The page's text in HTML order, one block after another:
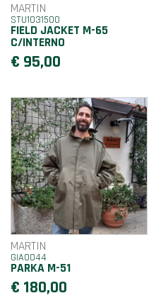
MARTIN
STU1031500
FIELD JACKET M-65
C/INTERNO
€ 95,00
MARTIN
GIA0044
PARKA M-51
€ 180,00